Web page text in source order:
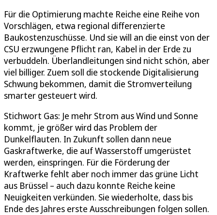
Für die Optimierung machte Reiche eine Reihe von
Vorschlägen, etwa regional differenzierte
Baukostenzuschüsse. Und sie will an die einst von der
CSU erzwungene Pflicht ran, Kabel in der Erde zu
verbuddeln. Überlandleitungen sind nicht schön, aber
viel billiger. Zuem soll die stockende Digitalisierung
Schwung bekommen, damit die Stromverteilung
smarter gesteuert wird.
Stichwort Gas: Je mehr Strom aus Wind und Sonne
kommt, je größer wird das Problem der
Dunkelflauten. In Zukunft sollen dann neue
Gaskraftwerke, die auf Wasserstoff umgerüstet
werden, einspringen. Für die Förderung der
Kraftwerke fehlt aber noch immer das grüne Licht
aus Brüssel – auch dazu konnte Reiche keine
Neuigkeiten verkünden. Sie wiederholte, dass bis
Ende des Jahres erste Ausschreibungen folgen sollen.